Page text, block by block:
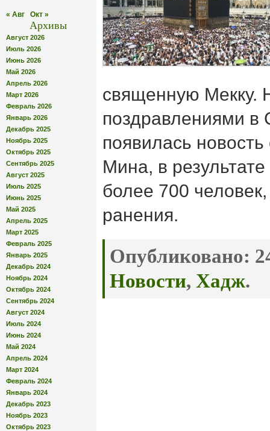
« Авг Окт »
Архивы
Август 2026
Июль 2026
Июнь 2026
Май 2026
Апрель 2026
Март 2026
Февраль 2026
Январь 2026
Декабрь 2025
Ноябрь 2025
Октябрь 2025
Сентябрь 2025
Август 2025
Июль 2025
Июнь 2025
Май 2025
Апрель 2025
Март 2025
Февраль 2025
Январь 2025
Декабрь 2024
Ноябрь 2024
Октябрь 2024
Сентябрь 2024
Август 2024
Июль 2024
Июнь 2024
Май 2024
Апрель 2024
Март 2024
Февраль 2024
Январь 2024
Декабрь 2023
Ноябрь 2023
Октябрь 2023
священную Мекку.
поздравлениями в
появилась
Мина, в
более 700
ранения.
Опубликовано:
Новости, Хадж.